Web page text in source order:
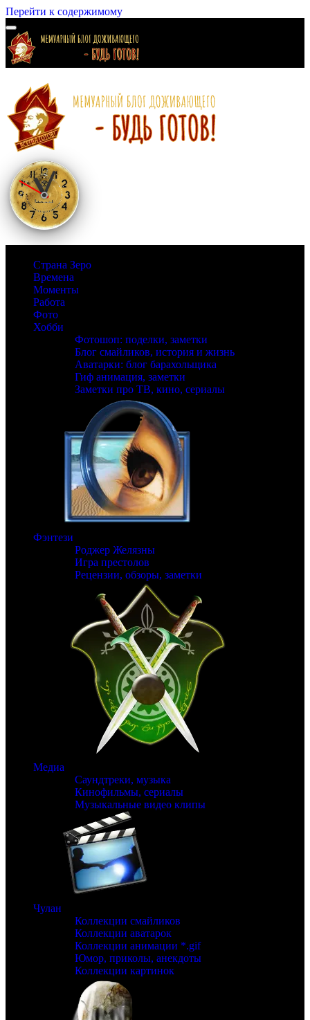
Перейти к содержимому
Страна Зеро
Времена
Моменты
Работа
Фото
Хобби
Фотошоп: поделки, заметки
Блог смайликов, история и жизнь
Аватарки: блог барахольщика
Гиф анимация, заметки
Заметки про ТВ, кино, сериалы
Фэнтези
Роджер Желязны
Игра престолов
Рецензии, обзоры, заметки
Медиа
Саундтреки, музыка
Кинофильмы, сериалы
Музыкальные видео клипы
Чулан
Коллекции смайликов
Коллекции аватарок
Коллекции анимации *.gif
Юмор, приколы, анекдоты
Коллекции картинок